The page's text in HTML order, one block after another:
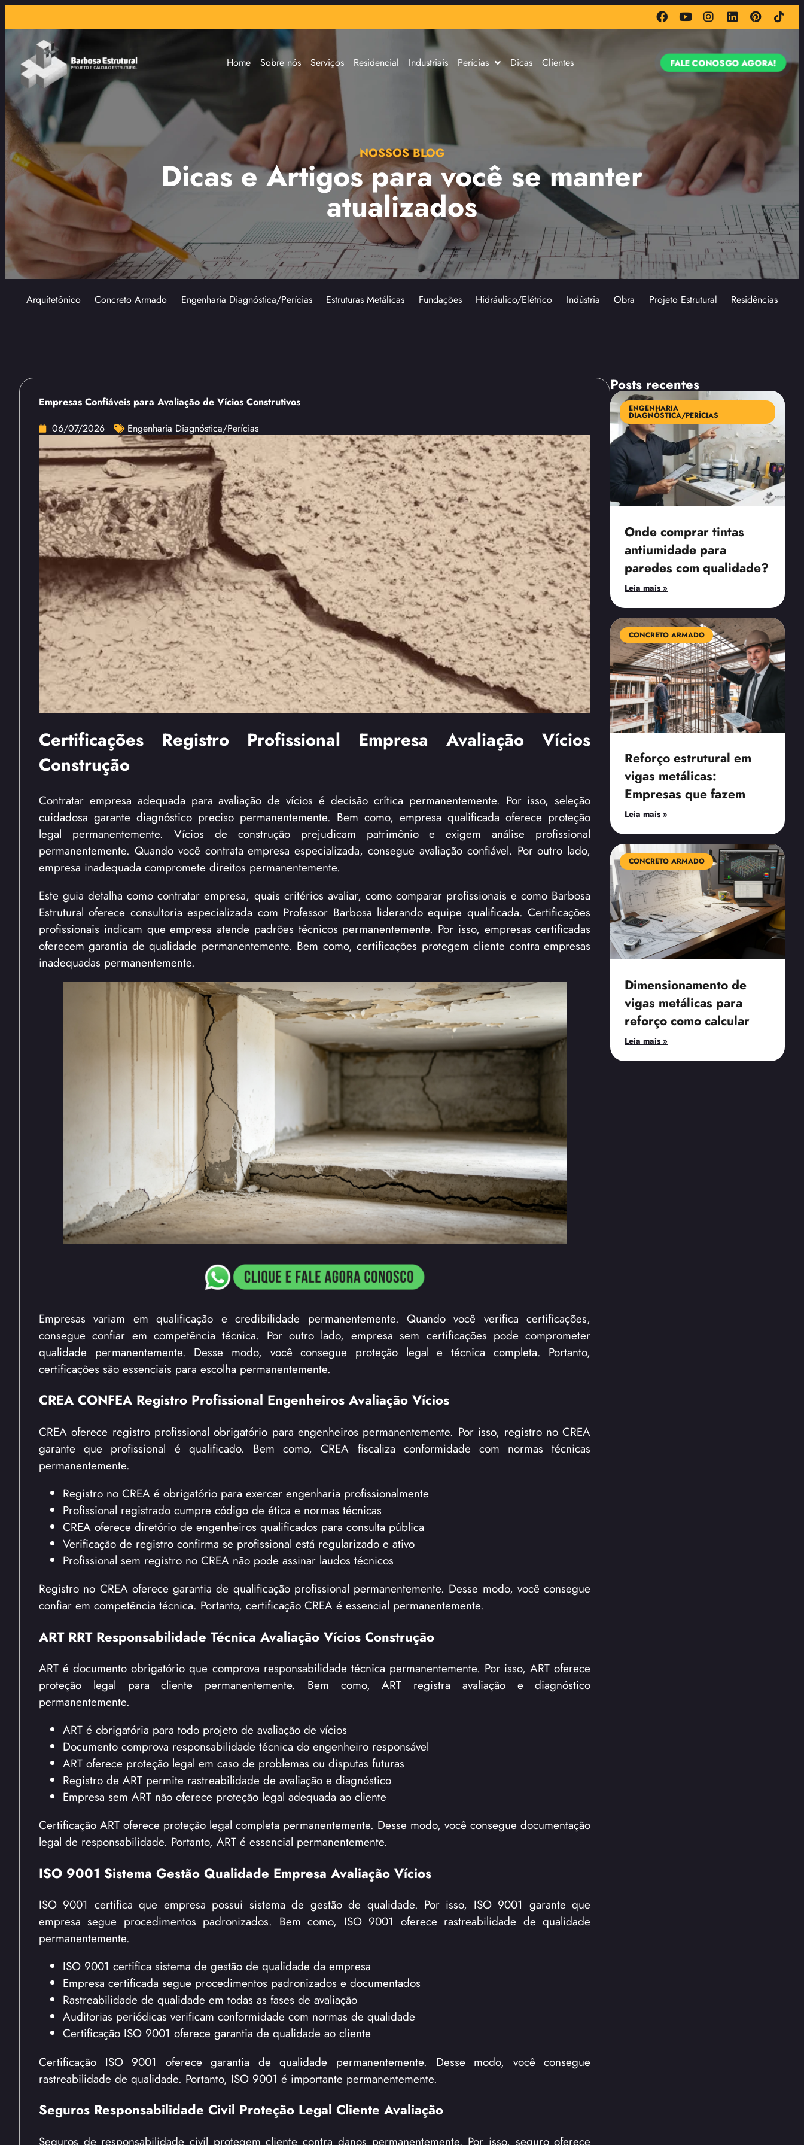
Home Sobre nós Serviços Residencial Industriais Perícias Dicas Clientes FALE CONOSGO AGORA!
NOSSOS BLOG
Dicas e Artigos para você se manter
atualizados
Arquitetônico Concreto Armado Engenharia Diagnóstica/Perícias Estruturas Metálicas Fundações Hidráulico/Elétrico Indústria Obra Projeto Estrutural Residências
Empresas Confiáveis para Avaliação de Vícios Construtivos
06/07/2026
Engenharia Diagnóstica/Perícias
Certificações Registro Profissional Empresa Avaliação Vícios
Construção
Contratar empresa adequada para avaliação de vícios é decisão crítica permanentemente. Por isso, seleção
cuidadosa garante diagnóstico preciso permanentemente. Bem como, empresa qualificada oferece proteção
legal permanentemente. Vícios de construção prejudicam patrimônio e exigem análise profissional
permanentemente. Quando você contrata empresa especializada, consegue avaliação confiável. Por outro lado,
empresa inadequada compromete direitos permanentemente.
Este guia detalha como contratar empresa, quais critérios avaliar, como comparar profissionais e como Barbosa
Estrutural oferece consultoria especializada com Professor Barbosa liderando equipe qualificada. Certificações
profissionais indicam que empresa atende padrões técnicos permanentemente. Por isso, empresas certificadas
oferecem garantia de qualidade permanentemente. Bem como, certificações protegem cliente contra empresas
inadequadas permanentemente.
Empresas variam em qualificação e credibilidade permanentemente. Quando você verifica certificações,
consegue confiar em competência técnica. Por outro lado, empresa sem certificações pode comprometer
qualidade permanentemente. Desse modo, você consegue proteção legal e técnica completa. Portanto,
certificações são essenciais para escolha permanentemente.
CREA CONFEA Registro Profissional Engenheiros Avaliação Vícios
CREA oferece registro profissional obrigatório para engenheiros permanentemente. Por isso, registro no CREA
garante que profissional é qualificado. Bem como, CREA fiscaliza conformidade com normas técnicas
permanentemente.
Registro no CREA é obrigatório para exercer engenharia profissionalmente
Profissional registrado cumpre código de ética e normas técnicas
CREA oferece diretório de engenheiros qualificados para consulta pública
Verificação de registro confirma se profissional está regularizado e ativo
Profissional sem registro no CREA não pode assinar laudos técnicos
Registro no CREA oferece garantia de qualificação profissional permanentemente. Desse modo, você consegue
confiar em competência técnica. Portanto, certificação CREA é essencial permanentemente.
ART RRT Responsabilidade Técnica Avaliação Vícios Construção
ART é documento obrigatório que comprova responsabilidade técnica permanentemente. Por isso, ART oferece
proteção legal para cliente permanentemente. Bem como, ART registra avaliação e diagnóstico
permanentemente.
ART é obrigatória para todo projeto de avaliação de vícios
Documento comprova responsabilidade técnica do engenheiro responsável
ART oferece proteção legal em caso de problemas ou disputas futuras
Registro de ART permite rastreabilidade de avaliação e diagnóstico
Empresa sem ART não oferece proteção legal adequada ao cliente
Certificação ART oferece proteção legal completa permanentemente. Desse modo, você consegue documentação
legal de responsabilidade. Portanto, ART é essencial permanentemente.
ISO 9001 Sistema Gestão Qualidade Empresa Avaliação Vícios
ISO 9001 certifica que empresa possui sistema de gestão de qualidade. Por isso, ISO 9001 garante que
empresa segue procedimentos padronizados. Bem como, ISO 9001 oferece rastreabilidade de qualidade
permanentemente.
ISO 9001 certifica sistema de gestão de qualidade da empresa
Empresa certificada segue procedimentos padronizados e documentados
Rastreabilidade de qualidade em todas as fases de avaliação
Auditorias periódicas verificam conformidade com normas de qualidade
Certificação ISO 9001 oferece garantia de qualidade ao cliente
Certificação ISO 9001 oferece garantia de qualidade permanentemente. Desse modo, você consegue
rastreabilidade de qualidade. Portanto, ISO 9001 é importante permanentemente.
Seguros Responsabilidade Civil Proteção Legal Cliente Avaliação
Seguros de responsabilidade civil protegem cliente contra danos permanentemente. Por isso, seguro oferece
Posts recentes
ENGENHARIA
DIAGNÓSTICA/PERÍCIAS
Onde comprar tintas
antiumidade para
paredes com qualidade?
Leia mais »
CONCRETO ARMADO
Reforço estrutural em
vigas metálicas:
Empresas que fazem
Leia mais »
CONCRETO ARMADO
Dimensionamento de
vigas metálicas para
reforço como calcular
Leia mais »